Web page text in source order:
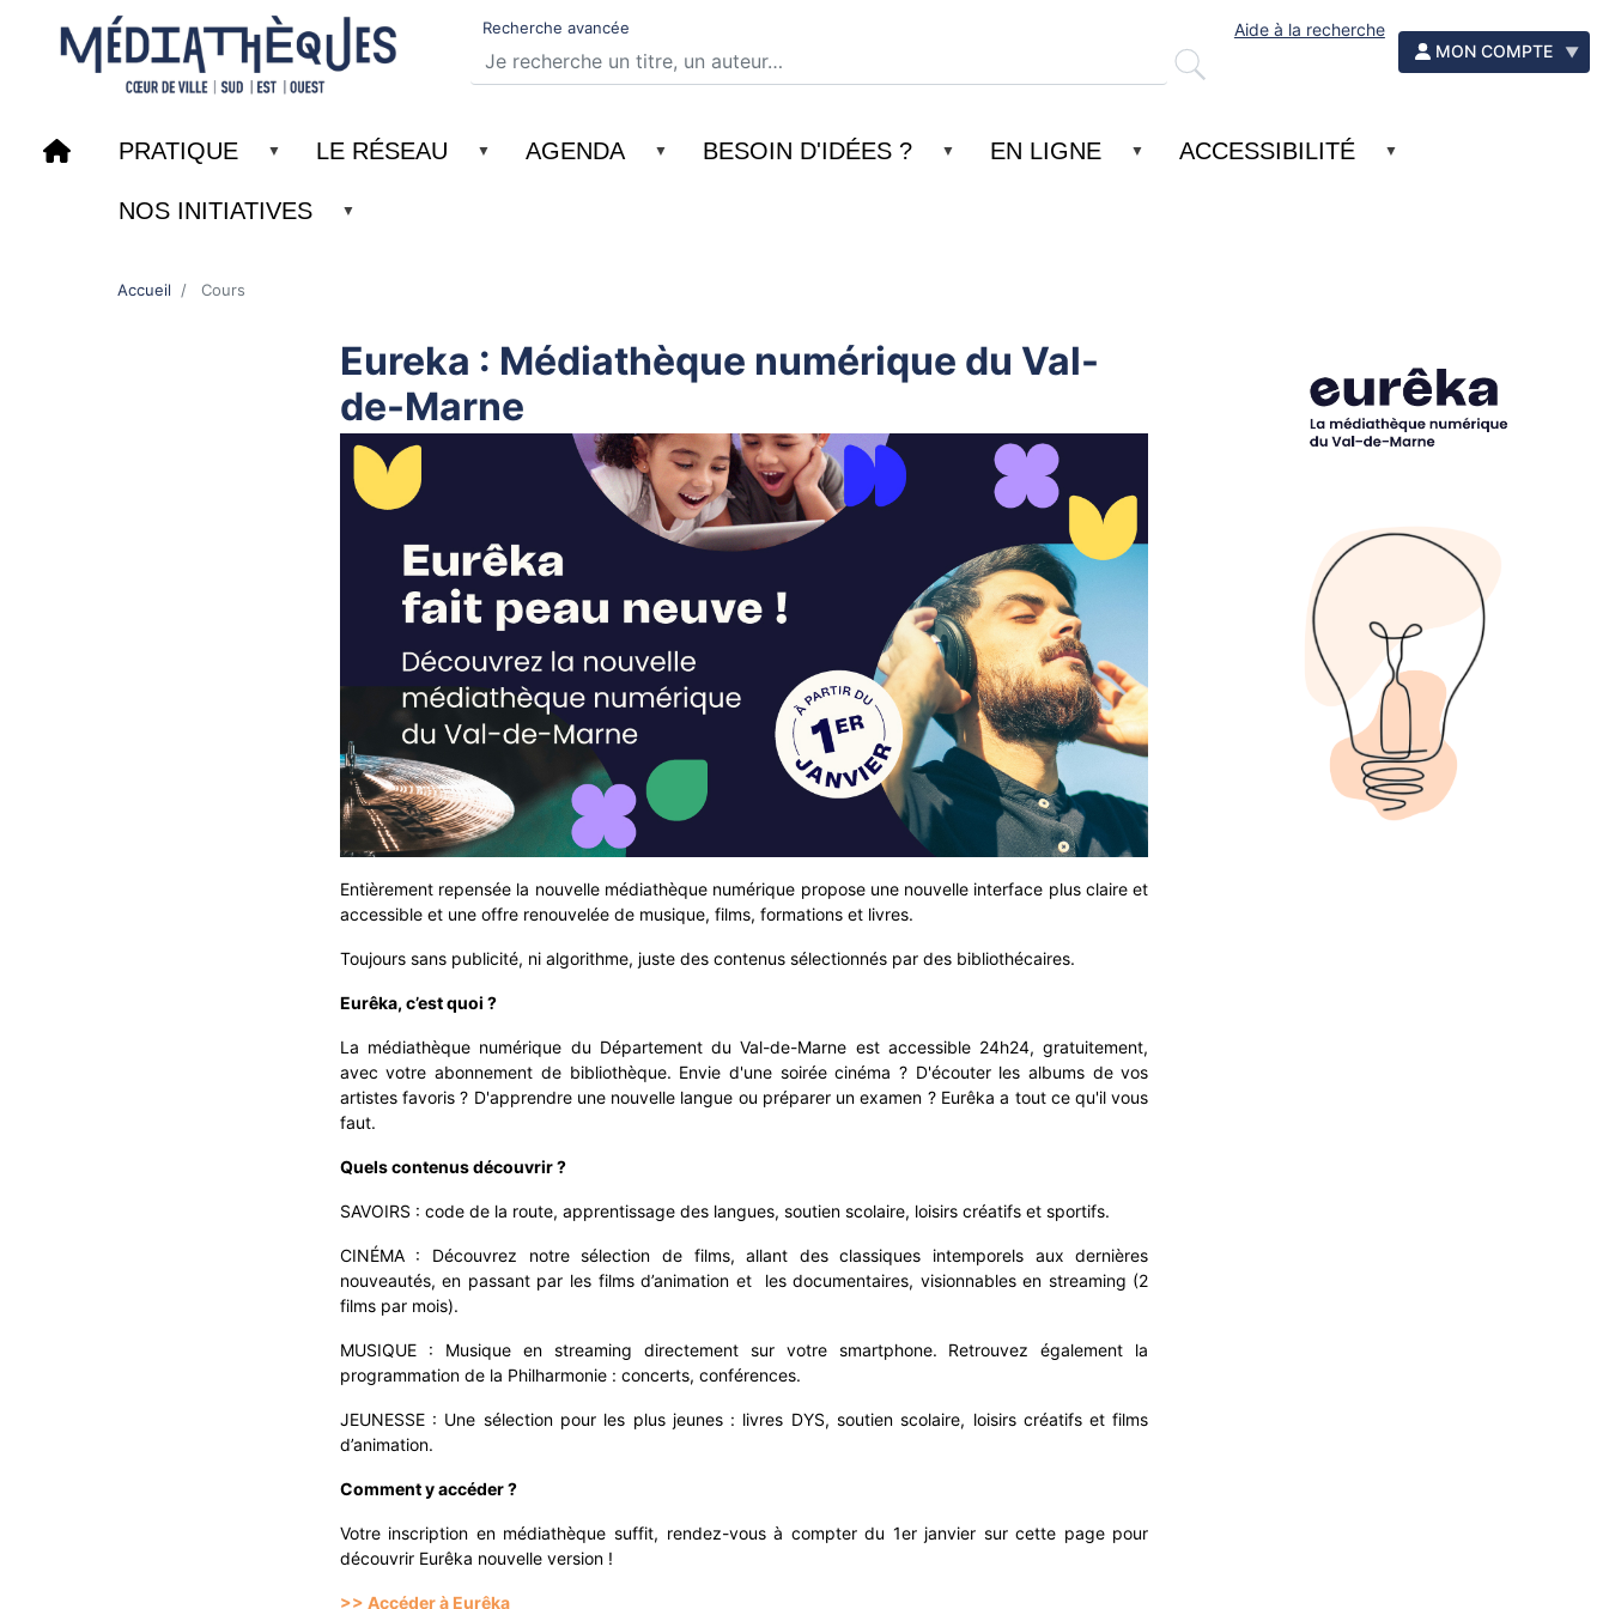
Recherche avancée
Aide à la recherche
MON COMPTE
PRATIQUE LE RÉSEAU AGENDA BESOIN D'IDÉES ? EN LIGNE ACCESSIBILITÉ
NOS INITIATIVES
Accueil Cours
Eureka : Médiathèque numérique du Val-
de-Marne
Entièrement repensée la nouvelle médiathèque numérique propose une nouvelle interface plus claire et
accessible et une offre renouvelée de musique, films, formations et livres.
Toujours sans publicité, ni algorithme, juste des contenus sélectionnés par des bibliothécaires.
Eurêka, c’est quoi ?
La médiathèque numérique du Département du Val-de-Marne est accessible 24h24, gratuitement,
avec votre abonnement de bibliothèque. Envie d'une soirée cinéma ? D'écouter les albums de vos
artistes favoris ? D'apprendre une nouvelle langue ou préparer un examen ? Eurêka a tout ce qu'il vous
faut.
Quels contenus découvrir ?
SAVOIRS : code de la route, apprentissage des langues, soutien scolaire, loisirs créatifs et sportifs.
CINÉMA : Découvrez notre sélection de films, allant des classiques intemporels aux dernières
nouveautés, en passant par les films d’animation et les documentaires, visionnables en streaming (2
films par mois).
MUSIQUE : Musique en streaming directement sur votre smartphone. Retrouvez également la
programmation de la Philharmonie : concerts, conférences.
JEUNESSE : Une sélection pour les plus jeunes : livres DYS, soutien scolaire, loisirs créatifs et films
d’animation.
Comment y accéder ?
Votre inscription en médiathèque suffit, rendez-vous à compter du 1er janvier sur cette page pour
découvrir Eurêka nouvelle version !
>> Accéder à Eurêka